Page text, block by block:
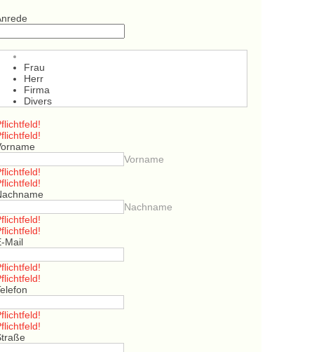
Frau
Herr
Firma
Divers
Vorname
Nachname
Mail